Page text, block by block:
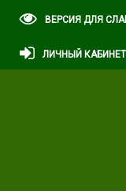
ВЕРСИЯ ДЛЯ
ЛИЧНЫЙ КАБИНЕТ